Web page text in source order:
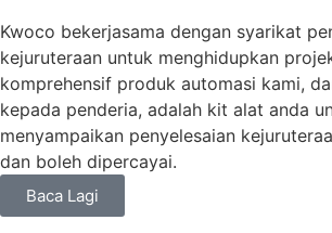
Kwoco bekerjasama dengan syarikat
kejuruteraan untuk menghidupkan
komprehensif produk automasi kami,
kepada penderia, adalah kit alat anda
menyampaikan penyelesaian
dan boleh dipercayai.
Baca Lagi